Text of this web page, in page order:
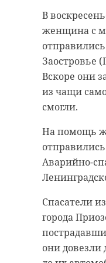
В
женщина с
Заостровье
Вскоре они
из чащи
смогли.
На помощь
Аварийно-
Спасатели
города
они
В
облачно с
Синоптики
небольшие,
дожди.
отдельных
туман.
Температура
время будет
+12°. В
прогреется
Ветер на
В группе
социальной
юных птиц,
Автор
камышовки.
запечатлеть
районе
В
умиляются
птичек, а
коготкам.